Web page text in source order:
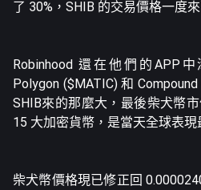
了 30%，SHIB 的交易價格一度
Robinhood 還在他們的APP中
Polygon ($MATIC) 和
SHIB來的那麼大，最後柴犬幣
15 大加密貨幣，是當天全球表現
柴犬幣價格現已修正回